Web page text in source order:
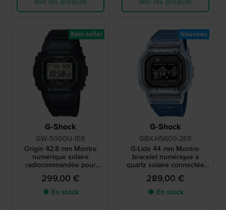
G-Shock
GW-5000U-1ER
Origin 42.8 mm Montre
numérique solaire
radiocommandée pour
homme
299,00 €
● En stock
Best-seller
G-Shock
GBX-H5600-2ER
G-Lide 44 mm Montre-
bracelet numérique à
quartz solaire connectée
via Bluetooth avec
affichage MIP
289,00 €
● En stock
Nouveau